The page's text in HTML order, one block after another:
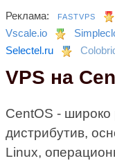
Реклама:
FASTVPS
Vscale.io
Selectel.ru
VPS на
CentOS -
дистрибутив,
Linux,